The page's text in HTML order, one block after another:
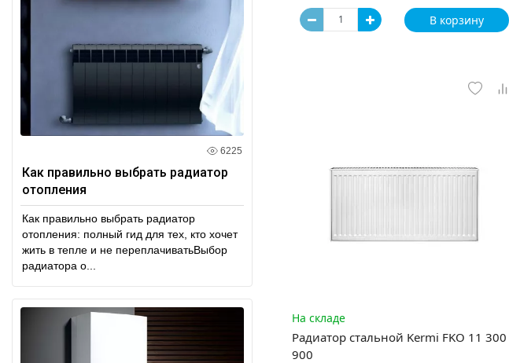
6225
Как правильно выбрать радиатор
отопления
Как правильно выбрать радиатор
отопления: полный гид для тех, кто хочет
жить в тепле и не переплачиватьВыбор
радиатора о...
В корзину
На складе
Радиатор стальной Kermi FKO 11 300
900